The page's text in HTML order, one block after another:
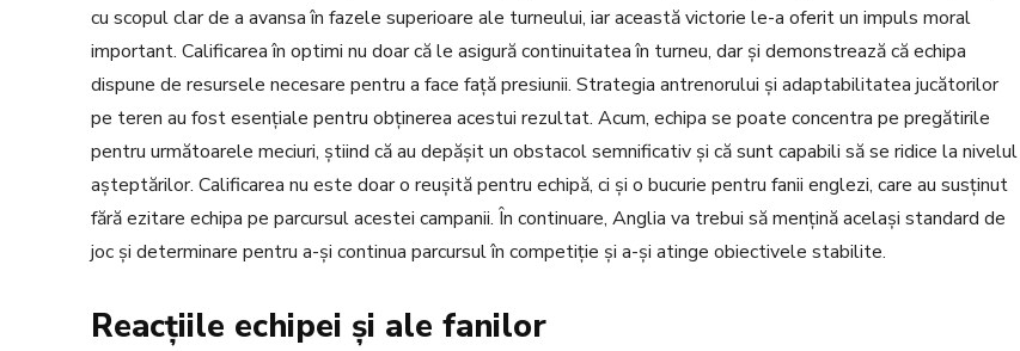
cu scopul clar de a avansa în fazele superioare ale turneului, iar această victorie le-a oferit un impuls moral
important. Calificarea în optimi nu doar că le asigură continuitatea în turneu, dar și demonstrează că echipa
dispune de resursele necesare pentru a face față presiunii. Strategia antrenorului și adaptabilitatea jucătorilor
pe teren au fost esențiale pentru obținerea acestui rezultat. Acum, echipa se poate concentra pe pregătirile
pentru următoarele meciuri, știind că au depășit un obstacol semnificativ și că sunt capabili să se ridice la nivelul
așteptărilor. Calificarea nu este doar o reușită pentru echipă, ci și o bucurie pentru fanii englezi, care au susținut
fără ezitare echipa pe parcursul acestei campanii. În continuare, Anglia va trebui să mențină același standard de
joc și determinare pentru a-și continua parcursul în competiție și a-și atinge obiectivele stabilite.
Reacțiile echipei și ale fanilor